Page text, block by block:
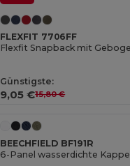
FLEXFIT 7706FF
Günstigste:
9,05 €15,80 €
BEECHFIELD BF191R
6-Panel wasserdichte Kappe